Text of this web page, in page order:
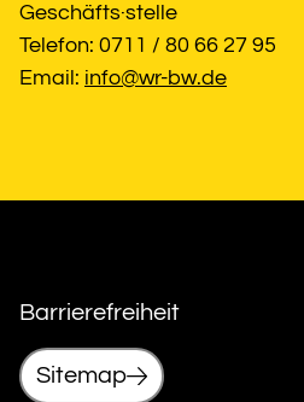
Geschäfts·stelle
Telefon: 0711 / 80 66 27 95
Email: info@wr-bw.de
Barrierefreiheit
Sitemap